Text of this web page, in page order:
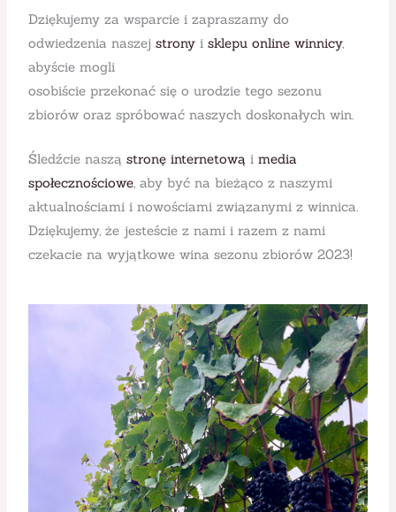
Dziękujemy za wsparcie i zapraszamy do
odwiedzenia naszejstrony isklepu online winnicy,
abyście mogli
osobiście przekonać się o urodzie tego sezonu
zbiorów oraz spróbować naszych doskonałych win.
Śledźcie nasząstronę internetową imedia
społecznościowe, aby być na bieżąco z naszymi
aktualnościami i nowościami związanymi z winnica.
Dziękujemy, że jesteście z nami i razem z nami
czekacie na wyjątkowe wina sezonu zbiorów 2023!